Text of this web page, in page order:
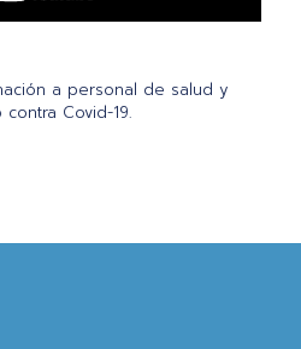
a personal de salud y
Covid-19.